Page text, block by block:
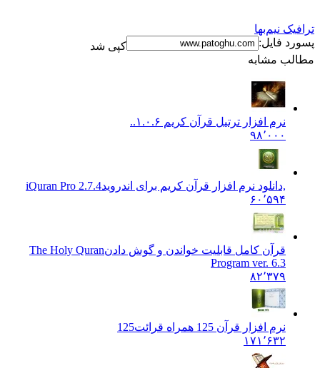
نیم‌بها
فایل:
کپی شد
مشابه
نرم افزار ترتیل قرآن کریم ۱.۰.۶
..
۹۸٬۰۰۰
,دانلود نرم افزار قرآن کریم برای اندرویدiQuran Pro 2.7.4
۶۰٬۵۹۴
قرآن کامل قابلیت خواندن و گوش دادنThe Holy Quran
Program ver. 6.3
۸۲٬۳۷۹
نرم افزار قرآن 125 همراه قرائت
125
۱۷۱٬۶۳۲